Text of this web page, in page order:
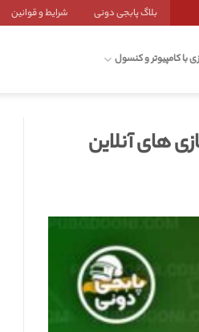
بلاگ پابجی دونی شرایط و قوانین
با کامپیوتر و کنسول